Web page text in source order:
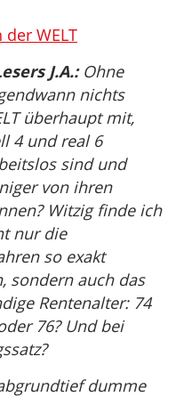
WELT
J.A.:Ohne
nichts
überhaupt mit,
4 und real 6
sind und
von ihren
Witzig finde ich
nur die
so exakt
sondern auch das
Rentenalter: 74
76? Und bei
dumme